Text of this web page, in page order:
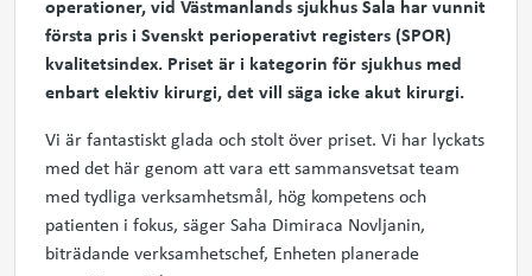
operationer, vid Västmanlands sjukhus Sala har vunnit
första pris i Svenskt perioperativt registers (SPOR)
kvalitetsindex. Priset är i kategorin för sjukhus med
enbart elektiv kirurgi, det vill säga icke akut kirurgi.
Vi är fantastiskt glada och stolt över priset. Vi har lyckats
med det här genom att vara ett sammansvetsat team
med tydliga verksamhetsmål, hög kompetens och
patienten i fokus, säger Saha Dimiraca Novljanin,
biträdande verksamhetschef, Enheten planerade